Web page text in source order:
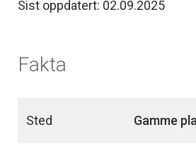
Sist oppdatert: 02.09.2025
Fakta
Sted Gamme